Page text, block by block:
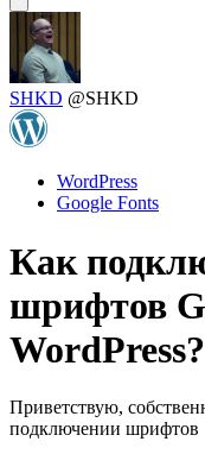
SHKD @SHKD
WordPress
Google Fonts
Как
шрифтов
WordPress?
Приветствую,
подключении шрифтов